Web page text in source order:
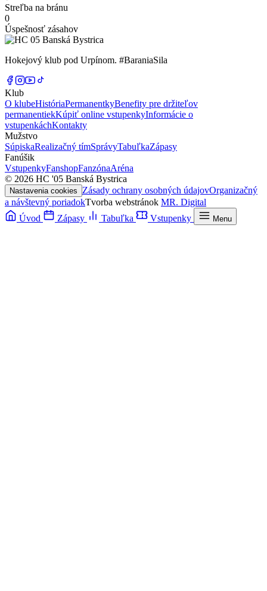
Streľba na bránu
0
Úspešnosť zásahov
Hokejový klub pod Urpínom. #BaraniaSila
Klub
O klubeHistóriaPermanentkyBenefity pre držiteľov
permanentiekKúpiť online vstupenkyInformácie o
vstupenkáchKontakty
Mužstvo
SúpiskaRealizačný tímSprávyTabuľkaZápasy
Fanúšik
VstupenkyFanshopFanzónaAréna
© 2026 HC '05 Banská Bystrica
Nastavenia cookies Zásady ochrany osobných údajovOrganizačný
a návštevný poriadokTvorba webstránok MR. Digital
Úvod
Zápasy Tabuľka Vstupenky Menu